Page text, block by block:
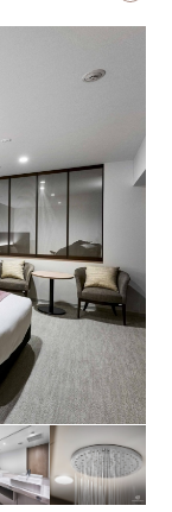
きます
」設置。淀みの
く汚れを落と
。